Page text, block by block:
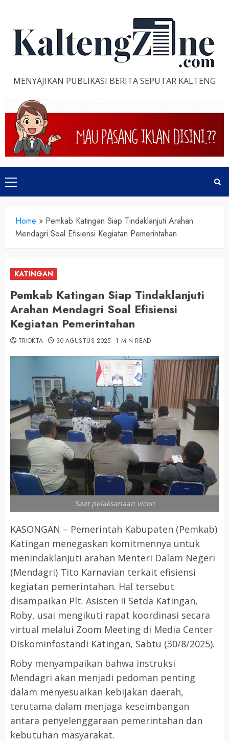
content
MENYAJIKAN PUBLIKASI BERITA SEPUTAR KALTENG
Primary
Menu
Home » Pemkab Katingan Siap Tindaklanjuti Arahan
Mendagri Soal Efisiensi Kegiatan Pemerintahan
KATINGAN
Pemkab Katingan Siap Tindaklanjuti
Arahan Mendagri Soal Efisiensi
Kegiatan Pemerintahan
TRIOKTA 30 AGUSTUS 2025 1 MIN READ
Saat pelaksanaan vicon
KASONGAN – Pemerintah Kabupaten (Pemkab)
Katingan menegaskan komitmennya untuk
menindaklanjuti arahan Menteri Dalam Negeri
(Mendagri) Tito Karnavian terkait efisiensi
kegiatan pemerintahan. Hal tersebut
disampaikan Plt. Asisten II Setda Katingan,
Roby, usai mengikuti rapat koordinasi secara
virtual melalui Zoom Meeting di Media Center
Diskominfostandi Katingan, Sabtu (30/8/2025).
Roby menyampaikan bahwa instruksi
Mendagri akan menjadi pedoman penting
dalam menyesuaikan kebijakan daerah,
terutama dalam menjaga keseimbangan
antara penyelenggaraan pemerintahan dan
kebutuhan masyarakat.